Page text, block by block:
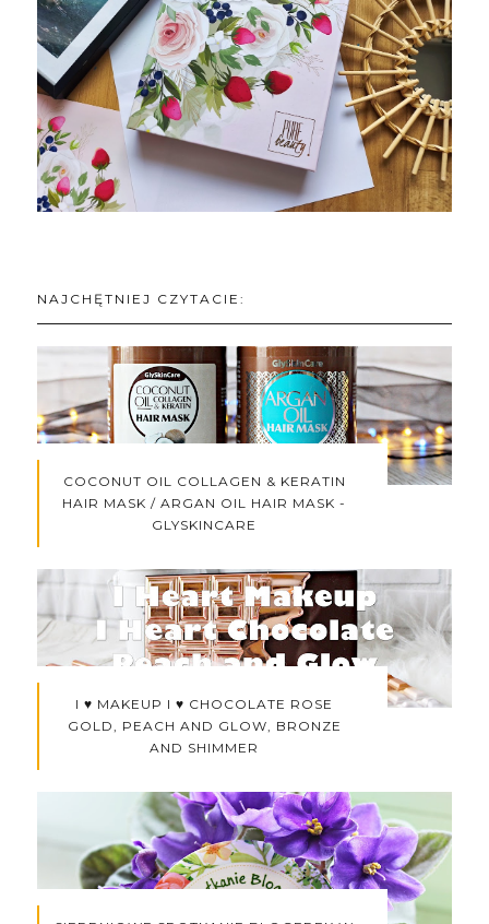
NAJCHĘTNIEJ CZYTACIE:
COCONUT OIL COLLAGEN & KERATIN
HAIR MASK / ARGAN OIL HAIR MASK -
GLYSKINCARE
I ♥ MAKEUP I ♥ CHOCOLATE ROSE
GOLD, PEACH AND GLOW, BRONZE
AND SHIMMER